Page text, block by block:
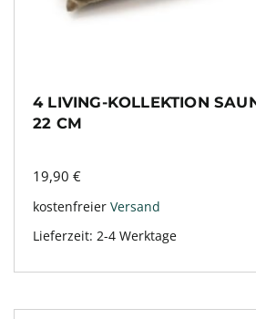
4 LIVING-KOLLEKTION
22 CM
19,90 €
kostenfreier Versand
Lieferzeit: 2-4 Werktage